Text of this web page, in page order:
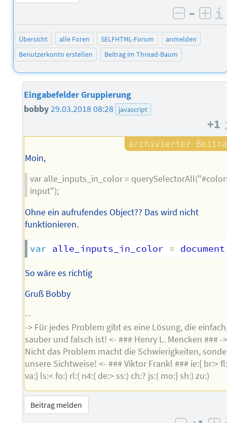
negativ
–
Übersicht alle Foren SELFHTML-Forum
anmelden
Benutzerkonto erstellen
Beitrag im Thread-Baum
Eingabefelder Gruppierung
bobby29.03.2018 08:28 javascript
+1
Moin,
var alle_inputs_in_color =
input");
Ohne ein aufrufendes Object?? Das wird nicht
funktionieren.
var alle_inputs_in_color = document
So wäre es richtig
Gruß Bobby
--
-> Für jedes Problem gibt es eine Lösung, die
sauber und falsch ist! <- ### Henry L. Mencken ### -
Nicht das Problem macht die Schwierigkeiten,
unsere Sichtweise! <- ### Viktor Frankl ### ie:{ br:>
va:} ls:< fo:) rl:( n4:( de:> ss:) ch:? js:( mo:} sh:) zu:)
Beitrag melden